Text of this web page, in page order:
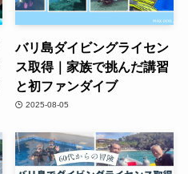
バリ島ダイビングライセン
ス取得｜家族で挑んだ講習
と初ファンダイブ
2025-08-05